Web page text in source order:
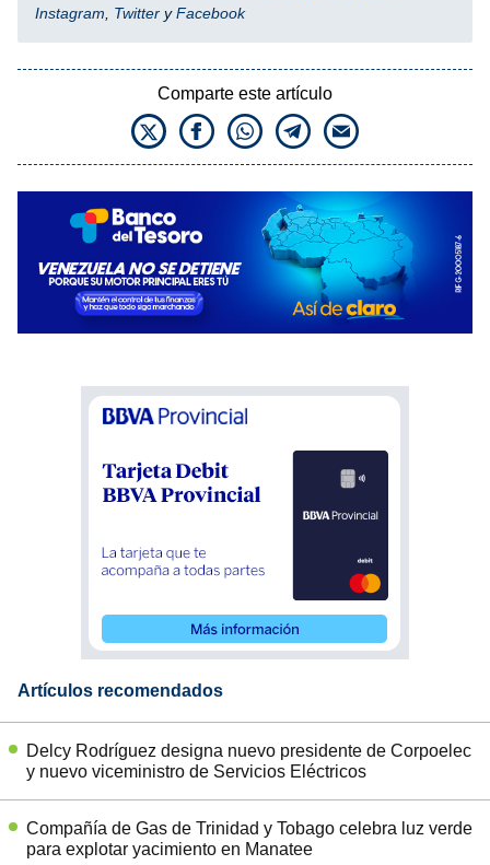
Instagram, Twitter yFacebook
Comparte este artículo
Artículos recomendados
Delcy Rodríguez designa nuevo presidente de Corpoelec
y nuevo viceministro de Servicios Eléctricos
Compañía de Gas de Trinidad y Tobago celebra luz verde
para explotar yacimiento en Manatee